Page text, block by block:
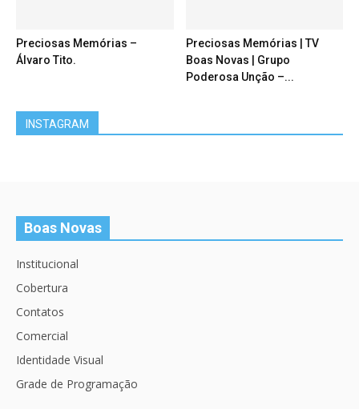
Preciosas Memórias –
Álvaro Tito.
Preciosas Memórias | TV
Boas Novas | Grupo
Poderosa Unção –...
INSTAGRAM
Boas Novas
Institucional
Cobertura
Contatos
Comercial
Identidade Visual
Grade de Programação